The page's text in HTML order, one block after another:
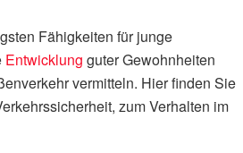
Fähigkeiten für junge
Entwicklung guter Gewohnheiten
vermitteln. Hier finden Sie
zum Verhalten im